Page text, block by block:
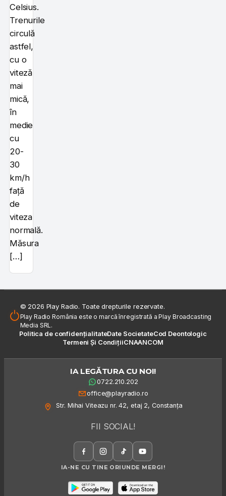
Celsius.
Trenurile
circulă
astfel,
cu o
viteză
mai
mică,
în
medie
cu
20-
30
km/h
față
de
viteza
normală.
Măsura
[…]
© 2026 Play Radio. Toate drepturile rezervate.
Play Radio România este o marcă înregistrată a Play Broadcasting
Media SRL.
Politica de confidențialitateDate SocietateCod Deontologic
Termeni Și CondițiiCNAANCOM
IA LEGĂTURA CU NOI!
0722.210.202
office@playradio.ro
Str. Mihai Viteazu nr. 42, etaj 2, Constanța
FII SOCIAL!
IA-NE CU TINE ORIUNDE MERGI!